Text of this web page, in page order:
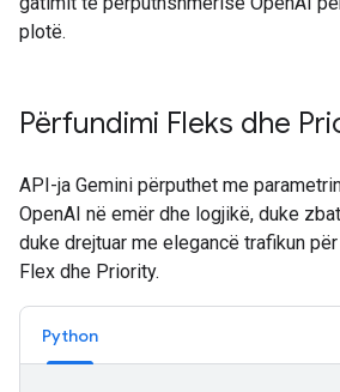
plotë.
Përfundimi Fleks dhe
API-ja Gemini përputhet me
OpenAI në emër dhe logjikë, duke
duke drejtuar me elegancë trafikun
Flex dhe Priority.
Python